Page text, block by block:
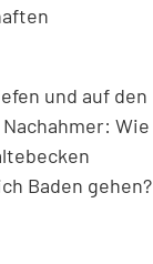
und auf den
Wie
Baden gehen?